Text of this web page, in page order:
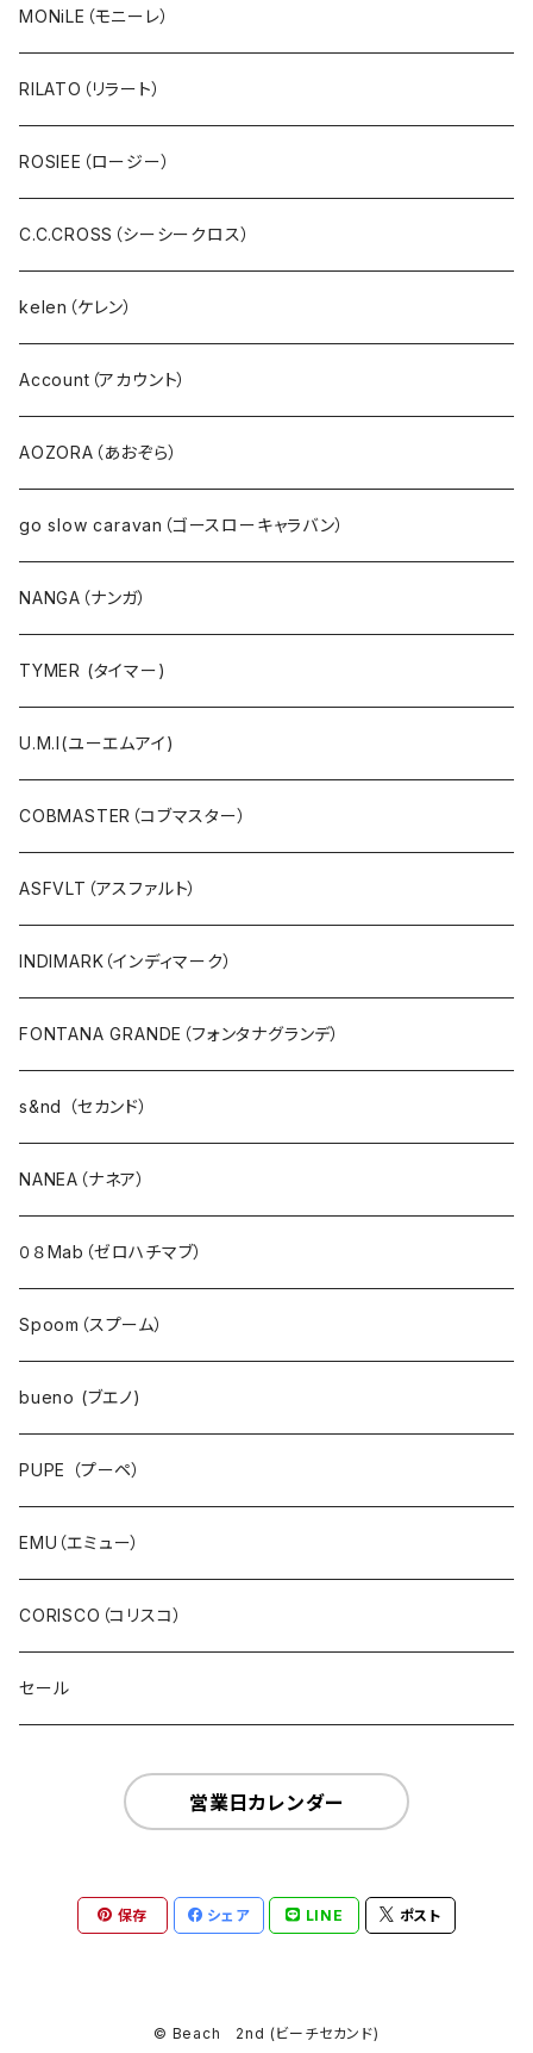
ジャケット・ブルゾン・羽織
ベスト・ダウンベスト
スウェット・パイル・フリース
ボア・フリース
パンツ・ジーンズ･ショートパンツ
デニム
サロペット・サスペンダー・オールインワン
hunch（ハンチ）
INDIMARK（インディーマーク）
U.M.I(ユーエムアイ)
Spoom（スプーム）
０８Mab（ゼロハチマブ）
FONTANA GRANDE（フォンタナグランデ）
NANEA（ナネア）
EMU（エミュー）
Ｔシャツ・シャツ（長袖）
Ｔシャツ・シャツ（5・7分袖）
Ｔシャツ・シャツ（半袖）
タンクトップ
プルオーバー・カットソー
ブラウス・ポンチョ
パーカ・フード
カーディガン
アウター・ダウン・コート
ジャケット・ブルゾン・羽織
ベスト・ダウンベスト
ワンピース・チュニック
スカート・ジャンパースカート
パンツ・ジーンズ
サロペット・サスペンダー・オールインワン
デニム
サーマル・ワッフル
MONiLE（モニーレ）
RILATO（リラート）
ROSIEE（ロージー）
C.C.CROSS（シーシークロス）
kelen（ケレン）
Account（アカウント）
AOZORA（あおぞら）
go slow caravan（ゴースローキャラバン）
NANGA（ナンガ）
TYMER (タイマー)
U.M.I(ユーエムアイ)
COBMASTER（コブマスター）
ASFVLT（アスファルト）
INDIMARK（インディマーク）
FONTANA GRANDE（フォンタナグランデ）
s&nd （セカンド）
NANEA（ナネア）
０８Mab（ゼロハチマブ）
Spoom（スプーム）
bueno (ブエノ)
PUPE （プーペ）
EMU（エミュー）
CORISCO（コリスコ）
セール
営業日カレンダー
保存 シェア LINE ポスト
© Beach 2nd (ビーチセカンド)